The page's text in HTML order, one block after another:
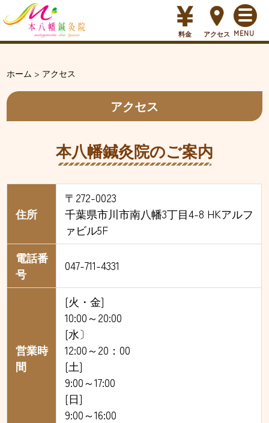
料金 アクセス
ホーム > アクセス
アクセス
本八幡鍼灸院のご案内
住所
〒272-0023
千葉県市川市南八幡3丁目4-8 HKアルフ
ァビル5F
電話番
号
047-711-4331
営業時
間
[火・金]
10:00～20:00
[水〕
12:00～20：00
[土]
9:00～17:00
[日]
9:00～16:00